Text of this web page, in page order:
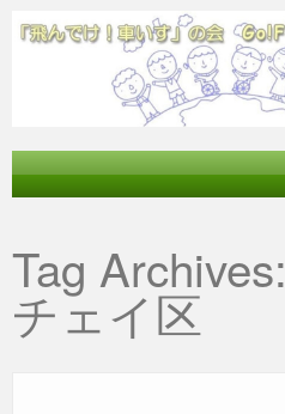
参加する
私たちの活動
Tag Archives:
チェイ区